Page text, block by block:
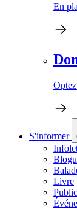
En
S'informer
Livre